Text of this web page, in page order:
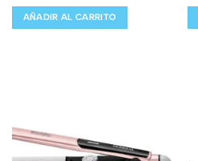
AÑADIR AL CARRITO